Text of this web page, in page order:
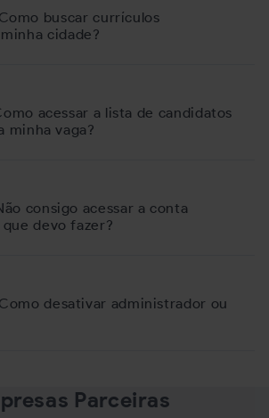
buscar currículos
cidade?
acessar a lista de candidatos
minha vaga?
consigo acessar a conta
devo fazer?
desativar administrador ou
Parceiras